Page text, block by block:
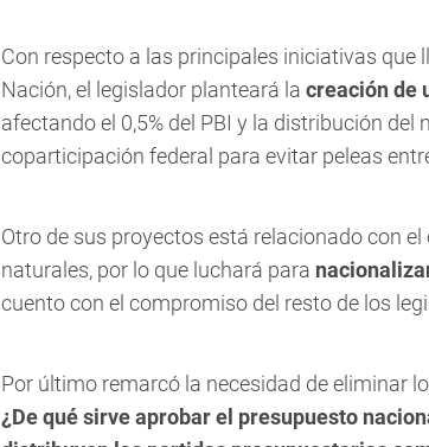
Con respecto a las principales iniciativas que
Nación, el legislador planteará la creación de
afectando el 0,5% del PBI y la distribución del
coparticipación federal para evitar peleas
Otro de sus proyectos está relacionado con
naturales, por lo que luchará para
cuento con el compromiso del resto de los
Por último remarcó la necesidad de eliminar
¿De qué sirve aprobar el presupuesto